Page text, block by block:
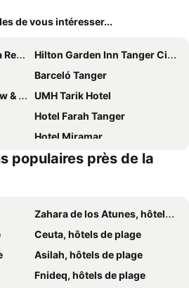
de vous intéresser...
Spa
Hilton Garden Inn Tanger City Center
Barceló Tanger
UMH Tarik Hotel
Hotel Farah Tanger
Hotel Miramar
Dar Omar Khayam
SBN Suite Hôtel
Motel Gzenaya
populaires près de la
Zahara de los Atunes, hôtels de plage
Ceuta, hôtels de plage
Asilah, hôtels de plage
Fnideq, hôtels de plage